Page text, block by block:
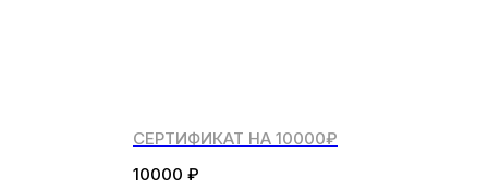
СЕРТИФИКАТ НА 10000₽
10000 ₽